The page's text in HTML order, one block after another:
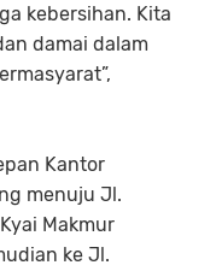
kebersihan. Kita
damai dalam
Kantor
menuju Jl.
Makmur
ke Jl.